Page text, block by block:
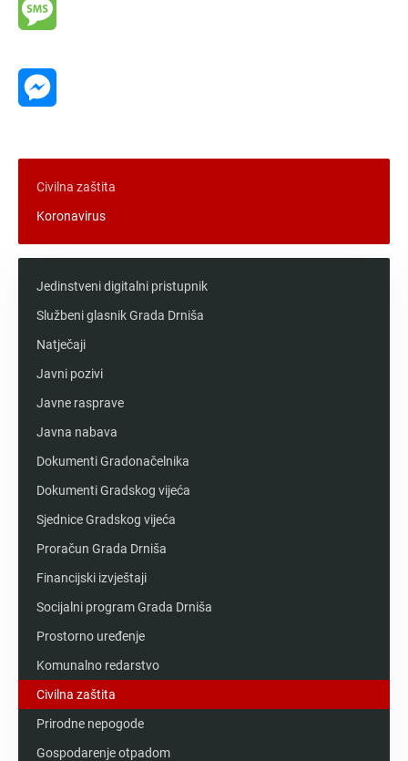
Civilna zaštita
Koronavirus
Jedinstveni digitalni pristupnik
Službeni glasnik Grada Drniša
Natječaji
Javni pozivi
Javne rasprave
Javna nabava
Dokumenti Gradonačelnika
Dokumenti Gradskog vijeća
Sjednice Gradskog vijeća
Proračun Grada Drniša
Financijski izvještaji
Socijalni program Grada Drniša
Prostorno uređenje
Komunalno redarstvo
Civilna zaštita
Prirodne nepogode
Gospodarenje otpadom